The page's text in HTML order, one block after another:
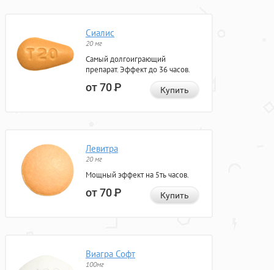
Сиалис
20 мг
Самый долгоиграющий
препарат. Эффект до 36 часов.
от 70Р Купить
Левитра
20 мг
Мощный эффект на 5ть часов.
от 70Р Купить
Виагра Софт
100мг